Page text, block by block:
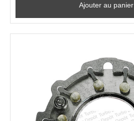
Ajouter au panier